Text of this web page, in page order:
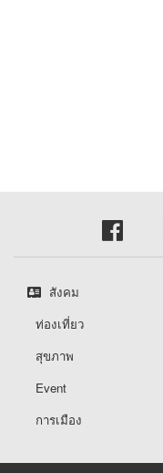
สังคม
ท่องเที่ยว
สุขภาพ
Event
การเมือง